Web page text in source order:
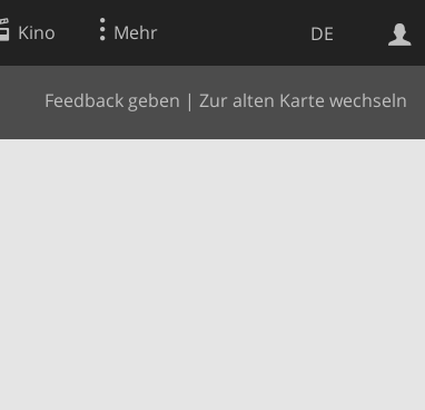
DE
Kino Mehr
Feedback geben | Zur alten Karte wechseln
Websuche